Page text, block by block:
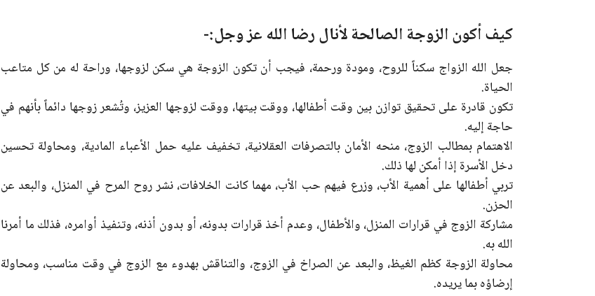
كيف أكون الزوجة الصالحة لأنال رضا الله عز وجل:-
جعل الله الزواج سكناً للروح، ومودة ورحمة، فيجب أن تكون الزوجة هي سكن لزوجها، وراحة له من كل متاعب
الحياة.
تكون قادرة على تحقيق توازن بين وقت أطفالها، ووقت بيتها، ووقت لزوجها العزيز، وتُشعر زوجها دائماً بأنهم في
حاجة إليه.
الاهتمام بمطالب الزوج، منحه الأمان بالتصرفات العقلانية، تخفيف عليه حمل الأعباء المادية، ومحاولة تحسين
دخل الأسرة إذا أمكن لها ذلك.
تربي أطفالها على أهمية الأب، وزرع فيهم حب الأب، مهما كانت الخلافات، نشر روح المرح في المنزل، والبعد عن
الحزن.
مشاركة الزوج في قرارات المنزل، والأطفال، وعدم أخذ قرارات بدونه، أو بدون أذنه، وتنفيذ أوامره، فذلك ما أمرنا
الله به.
محاولة الزوجة كظم الغيظ، والبعد عن الصراخ في الزوج، والتناقش بهدوء مع الزوج في وقت مناسب، ومحاولة
إرضاؤه بما يريده.